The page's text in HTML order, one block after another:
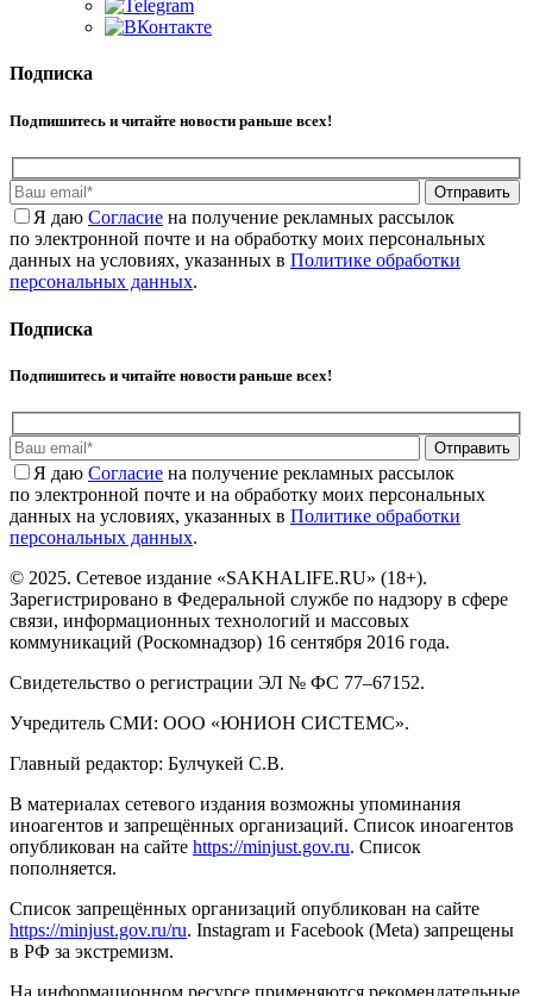
Подписка
Подпишитесь и читайте новости раньше всех!
Отправить
Я даю Cогласие на получение рекламных рассылок
по электронной почте и на обработку моих персональных
данных на условиях, указанных в Политике обработки
персональных данных.
Подписка
Подпишитесь и читайте новости раньше всех!
Отправить
Я даю Cогласие на получение рекламных рассылок
по электронной почте и на обработку моих персональных
данных на условиях, указанных в Политике обработки
персональных данных.
© 2025. Сетевое издание «SAKHALIFE.RU» (18+).
Зарегистрировано в Федеральной службе по надзору в сфере
связи, информационных технологий и массовых
коммуникаций (Роскомнадзор) 16 сентября 2016 года.
Свидетельство о регистрации ЭЛ № ФС 77–67152.
Учредитель СМИ: ООО «ЮНИОН СИСТЕМС».
Главный редактор: Булчукей С.В.
В материалах сетевого издания возможны упоминания
иноагентов и запрещённых организаций. Список иноагентов
опубликован на сайте https://minjust.gov.ru. Список
пополняется.
Список запрещённых организаций опубликован на сайте
https://minjust.gov.ru/ru. Instagram и Facebook (Metа) запрещены
в РФ за экстремизм.
На информационном ресурсе применяются рекомендательные